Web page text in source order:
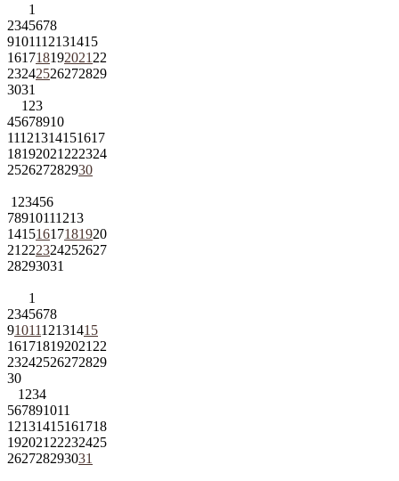
1
2345678
9101112131415
161718192021 22
23242526272829
3031
1 23
45678910
11121314151617
18192021 222324
252627282930
1 23456
78910111213
14151617181920
21 222324252627
28293031
1
2345678
9101112131415
161718192021 22
23242526272829
30
1 234
567891011
12131415161718
192021 22232425
262728293031